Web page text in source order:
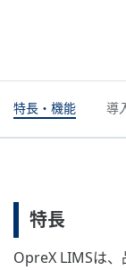
特長・機能 導
特長
OpreX LIMSは